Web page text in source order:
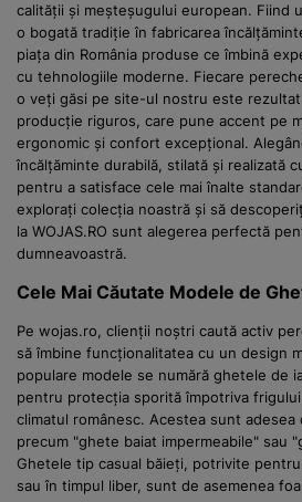
calității și meșteșugului european. Fiind
o bogată tradiție în fabricarea
piața din România produse ce îmbină
cu tehnologiile moderne. Fiecare
o veți găsi pe site-ul nostru este
producție riguros, care pune accent pe
ergonomic și confort excepțional.
încălțăminte durabilă, stilată și realizată
pentru a satisface cele mai înalte
explorați colecția noastră și să
la WOJAS.RO sunt alegerea perfectă
dumneavoastră.
Cele Mai Căutate Modele de
Pe wojas.ro, clienții noștri caută activ
să îmbine funcționalitatea cu un design
populare modele se numără ghetele de
pentru protecția sporită împotriva
climatul românesc. Acestea sunt
precum "ghete baiat impermeabile" sau
Ghetele tip casual băieți, potrivite
sau în timpul liber, sunt de asemenea